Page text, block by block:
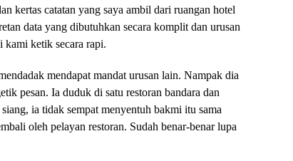
kertas catatan yang saya ambil dari ruangan hotel
data yang dibutuhkan secara komplit dan urusan
ketik secara rapi.
mendapat mandat urusan lain. Nampak dia
pesan. Ia duduk di satu restoran bandara dan
ia tidak sempat menyentuh bakmi itu sama
oleh pelayan restoran. Sudah benar-benar lupa